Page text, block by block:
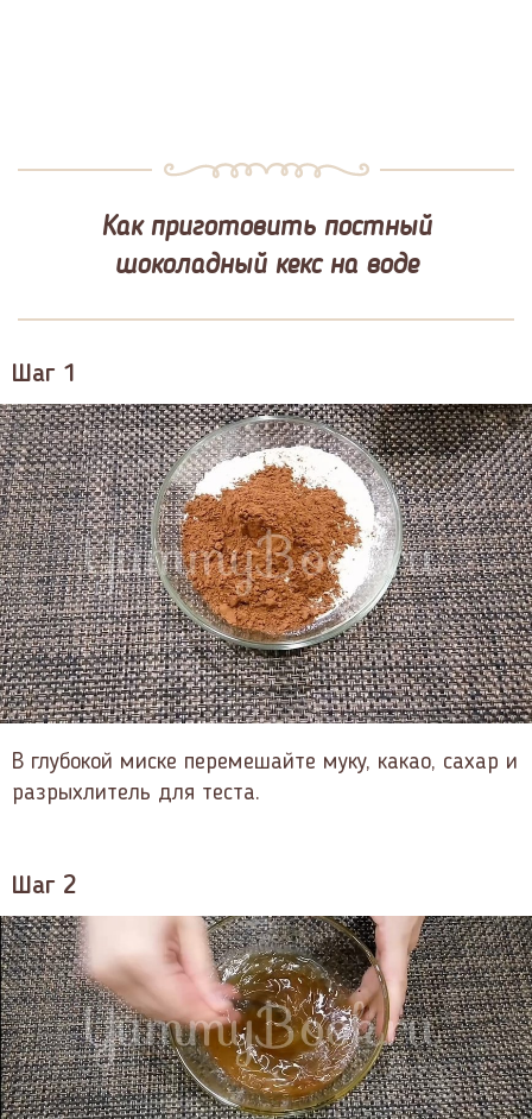
Как приготовить постный
шоколадный кекс на воде
Шаг 1
В глубокой миске перемешайте муку, какао, сахар и
разрыхлитель для теста.
Шаг 2